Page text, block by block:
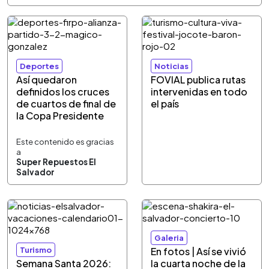
Deportes
Así quedaron
definidos los cruces
de cuartos de final de
la Copa Presidente
Este contenido es gracias
a
Super Repuestos El
Salvador
Noticias
FOVIAL publica rutas
intervenidas en todo
el país
Turismo
Semana Santa 2026:
Galeria
En fotos | Así se vivió
la cuarta noche de la